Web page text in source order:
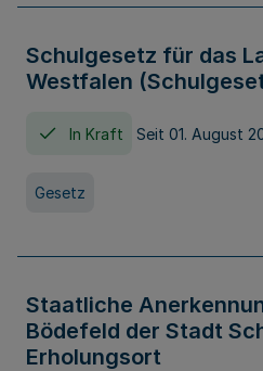
Schulgesetz für das
Westfalen
In Kraft Seit 01. August
Gesetz
Staatliche
Bödefeld der Stadt
Erholungsort